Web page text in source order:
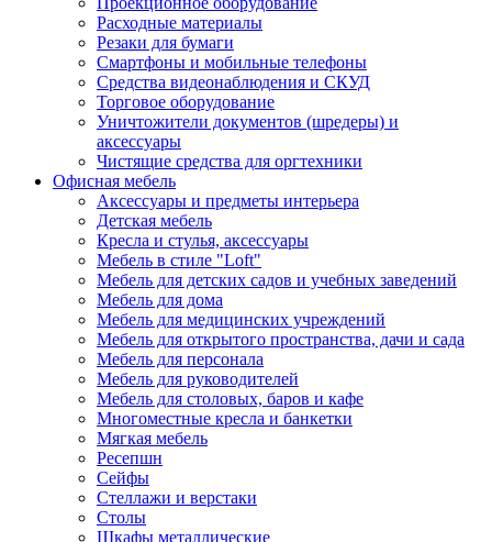
Расходные материалы
Резаки для бумаги
Смартфоны и мобильные телефоны
Средства видеонаблюдения и СКУД
Торговое оборудование
Уничтожители документов (шредеры) и
аксессуары
Чистящие средства для оргтехники
Офисная мебель
Аксессуары и предметы интерьера
Детская мебель
Кресла и стулья, аксессуары
Мебель в стиле "Loft"
Мебель для детских садов и учебных заведений
Мебель для дома
Мебель для медицинских учреждений
Мебель для открытого пространства, дачи и сада
Мебель для персонала
Мебель для руководителей
Мебель для столовых, баров и кафе
Многоместные кресла и банкетки
Мягкая мебель
Ресепшн
Сейфы
Стеллажи и верстаки
Столы
Шкафы металлические